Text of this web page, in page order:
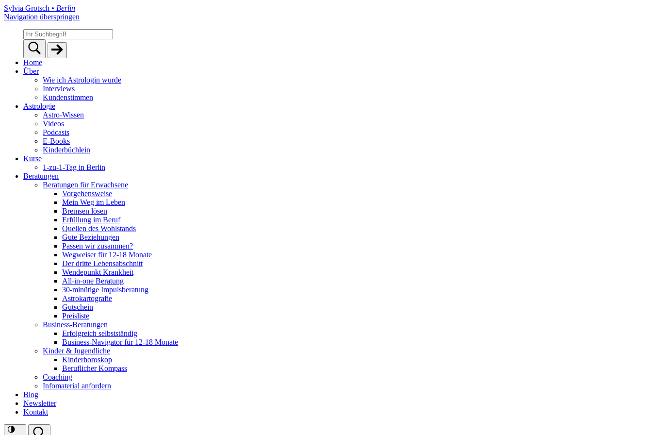
Sylvia Grotsch • Berlin
Navigation überspringen
Home
Über
Wie ich Astrologin wurde
Interviews
Kundenstimmen
Astrologie
Astro-Wissen
Videos
Podcasts
E-Books
Kinderbüchlein
Kurse
1-zu-1-Tag in Berlin
Beratungen
Beratungen für Erwachsene
Vorgehensweise
Mein Weg im Leben
Bremsen lösen
Erfüllung im Beruf
Quellen des Wohlstands
Gute Beziehungen
Passen wir zusammen?
Wegweiser für 12-18 Monate
Der dritte Lebensabschnitt
Wendepunkt Krankheit
All-in-one Beratung
30-minütige Impulsberatung
Astrokartografie
Gutschein
Preisliste
Business-Beratungen
Erfolgreich selbstständig
Business-Navigator für 12-18 Monate
Kinder & Jugendliche
Kinderhoroskop
Beruflicher Kompass
Coaching
Infomaterial anfordern
Blog
Newsletter
Kontakt